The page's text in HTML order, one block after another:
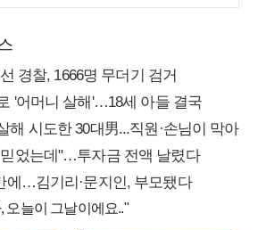
경찰, 1666명 무더기 검거
'어머니 살해'…18세 아들 결국
해 시도한 30대男...직원·손님이 막아
었는데"…투자금 전액 날렸다
에…김기리·문지인, 부모됐다
오늘이 그날이에요.."